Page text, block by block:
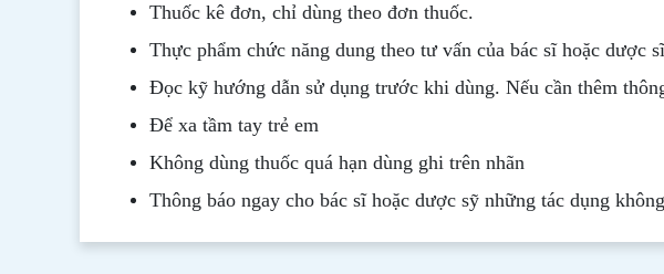
Thuốc kê đơn, chỉ dùng theo đơn thuốc.
Thực phẩm chức năng dung theo tư vấn của bác sĩ hoặc dược sĩ
Đọc kỹ hướng dẫn sử dụng trước khi dùng. Nếu cần thêm
Để xa tầm tay trẻ em
Không dùng thuốc quá hạn dùng ghi trên nhãn
Thông báo ngay cho bác sĩ hoặc dược sỹ những tác dụng